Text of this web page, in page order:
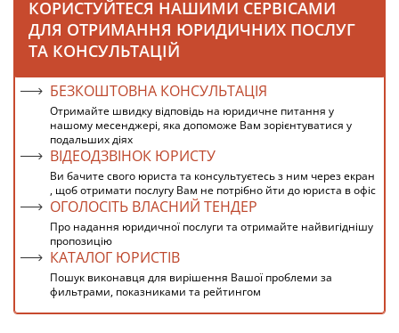
КОРИСТУЙТЕСЯ НАШИМИ СЕРВІСАМИ
ДЛЯ ОТРИМАННЯ ЮРИДИЧНИХ ПОСЛУГ
ТА КОНСУЛЬТАЦІЙ
БЕЗКОШТОВНА КОНСУЛЬТАЦІЯ
Отримайте швидку відповідь на юридичне питання у
нашому месенджері, яка допоможе Вам зорієнтуватися у
подальших діях
ВІДЕОДЗВІНОК ЮРИСТУ
Ви бачите свого юриста та консультуєтесь з ним через екран
, щоб отримати послугу Вам не потрібно йти до юриста в офіс
ОГОЛОСІТЬ ВЛАСНИЙ ТЕНДЕР
Про надання юридичної послуги та отримайте найвигіднішу
пропозицію
КАТАЛОГ ЮРИСТІВ
Пошук виконавця для вирішення Вашої проблеми за
фильтрами, показниками та рейтингом